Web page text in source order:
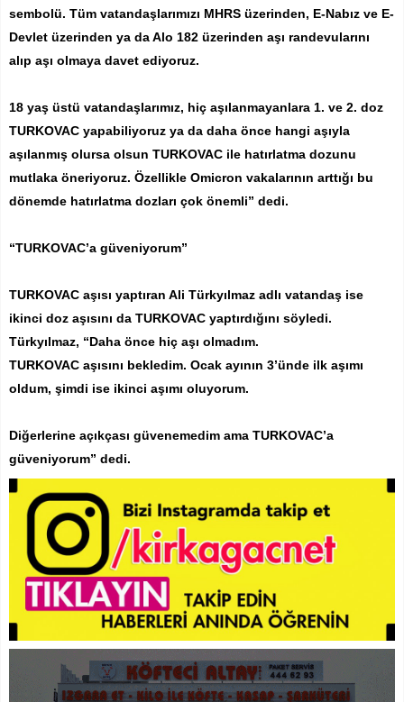
sembolü. Tüm vatandaşlarımızı MHRS üzerinden, E-Nabız ve E-
Devlet üzerinden ya da Alo 182 üzerinden aşı randevularını
alıp aşı olmaya davet ediyoruz.
18 yaş üstü vatandaşlarımız, hiç aşılanmayanlara 1. ve 2. doz
TURKOVAC yapabiliyoruz ya da daha önce hangi aşıyla
aşılanmış olursa olsun TURKOVAC ile hatırlatma dozunu
mutlaka öneriyoruz. Özellikle Omicron vakalarının arttığı bu
dönemde hatırlatma dozları çok önemli” dedi.
“TURKOVAC’a güveniyorum”
TURKOVAC aşısı yaptıran Ali Türkyılmaz adlı vatandaş ise
ikinci doz aşısını da TURKOVAC yaptırdığını söyledi.
Türkyılmaz, “Daha önce hiç aşı olmadım.
TURKOVAC aşısını bekledim. Ocak ayının 3’ünde ilk aşımı
oldum, şimdi ise ikinci aşımı oluyorum.
Diğerlerine açıkçası güvenemedim ama TURKOVAC’a
güveniyorum” dedi.